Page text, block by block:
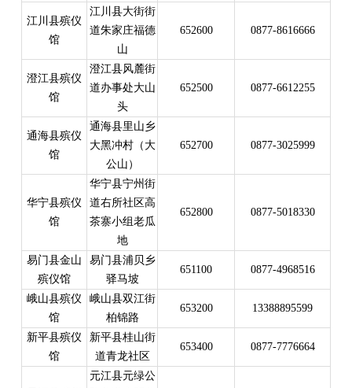
江川县殡仪
馆
江川县大街街
道朱家庄福德
山
652600 0877-8616666
澄江县殡仪
馆
澄江县风麓街
道办事处大山
头
652500 0877-6612255
通海县殡仪
馆
通海县里山乡
大黑冲村（大
公山）
652700 0877-3025999
华宁县殡仪
馆
华宁县宁州街
道右所社区高
茶寨小组老瓜
地
652800 0877-5018330
易门县金山
殡仪馆
易门县浦贝乡
驿马坡
651100 0877-4968516
峨山县殡仪
馆
峨山县双江街
柏锦路
653200 13388895599
新平县殡仪
馆
新平县桂山街
道青龙社区
653400 0877-7776664
元江县元绿公